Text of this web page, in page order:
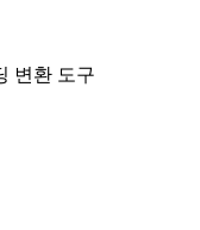
변환 도구